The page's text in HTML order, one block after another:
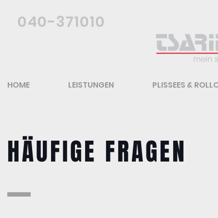
040-371010
HOME LEISTUNGEN PLISSEES &
HÄUFIGE FRAGEN